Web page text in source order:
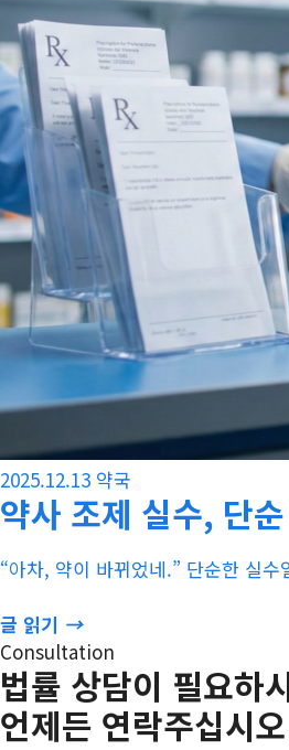
2025.12.13 약국
약사 조제 실수, 단
“아차, 약이 바뀌었네.” 단순한 실
글 읽기 →
Consultation
법률 상담이 필요하
언제든 연락주십시